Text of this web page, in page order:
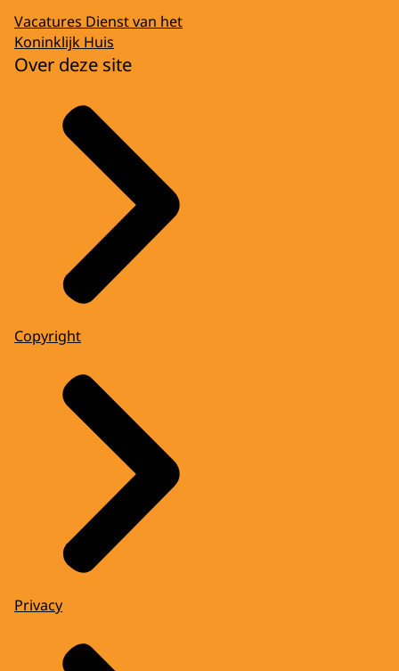
Vacatures Dienst van het
Koninklijk Huis
Over deze site
Copyright
Privacy